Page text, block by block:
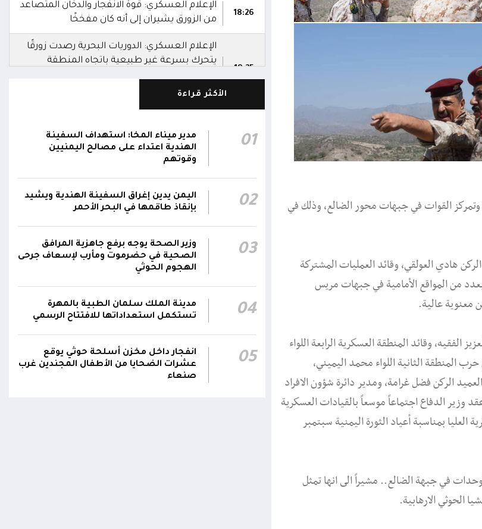
وتمركز القوات في جبهات محور الضالع، وذلك في
هادي العولقي، وقائد العمليات المشتركة
من المواقع الأمامية في جبهات مريس
معنوية عالية.
الفقيه، وقائد المنطقة العسكرية الرابعة اللواء
المنطقة الثانية اللواء محمد اليميني،
الركن فضل غرامة، ومدير دائرة شؤون الافراد
وزير الدفاع اجتماعاً موسعاً بالقيادات العسكرية
العليا بمناسبة أعياد الثورة اليمنية سبتمبر
في جبهة الضالع.. مشيراً الى انها تمثل
الحوثي الارهابية.
18:26
الإعلام العسكري: قوة الانفجار والدخان المتصاعد
من الزورق يشيران إلى أنه كان مفخخًا
18:25
الإعلام العسكري: الدوريات البحرية رصدت زورقًا
يتحرك بسرعة غير طبيعية باتجاه المنطقة
تتعامل معه بالسلاح المناسب وتدمره
18:25
المقاومة الوطنية أحبطت محاولة لاستهداف
سفينة نفطية قبالة محطة كهرباء المخا
باستخدام زورق مفخخ
18:13
استهداف سفينة نفطية بالقرب من محطة
الكهرباء بالمخا
15:22
وزير الصحة: القصف الحوثي استهدف أحياءً
سكنية ومخيماتٍ للنازحين في مأرب وخلف
شهيدين و14 جريحاً
الأكثر قراءة
01
مدير ميناء المخا: استهداف السفينة
الهندية اعتداء على مصالح اليمنيين
وقوتهم
02
اليمن يدين إغراق السفينة الهندية ويشيد
بإنقاذ طاقمها في البحر الأحمر
03
وزير الصحة يوجه برفع جاهزية المرافق
الصحية في حضرموت ومأرب لإسعاف جرحى
الهجوم الحوثي
04
مدينة الملك سلمان الطبية بالمهرة
تستكمل استعداداتها للافتتاح الرسمي
05
انفجار داخل مخزن أسلحة حوثي يوقع
عشرات الضحايا من الأطفال المجندين غرب
صنعاء